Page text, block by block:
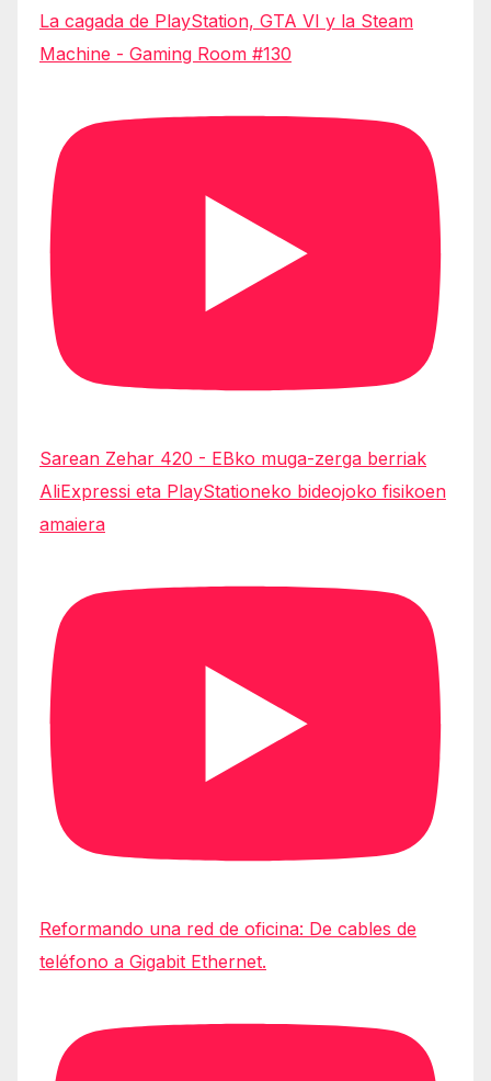
La cagada de PlayStation, GTA VI y la Steam
Machine - Gaming Room #130
Sarean Zehar 420 - EBko muga-zerga berriak
AliExpressi eta PlayStationeko bideojoko fisikoen
amaiera
Reformando una red de oficina: De cables de
teléfono a Gigabit Ethernet.